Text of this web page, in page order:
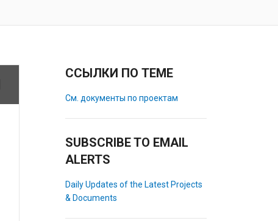
ССЫЛКИ ПО ТЕМЕ
См. документы по проектам
SUBSCRIBE TO EMAIL
ALERTS
Daily Updates of the Latest Projects
& Documents